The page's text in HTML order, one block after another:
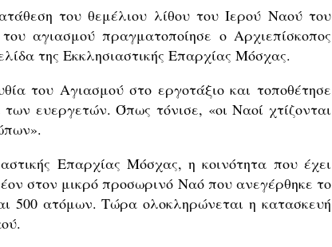
του θεμέλιου λίθου του Ιερού Ναού του
αγιασμού πραγματοποίησε ο Αρχιεπίσκοπος
της Εκκλησιαστικής Επαρχίας Μόσχας.
του Αγιασμού στο εργοτάξιο και τοποθέτησε
ευεργετών. Όπως τόνισε, «οι Ναοί χτίζονται
Επαρχίας Μόσχας, η κοινότητα που έχει
στον μικρό προσωρινό Ναό που ανεγέρθηκε το
500 ατόμων. Τώρα ολοκληρώνεται η κατασκευή